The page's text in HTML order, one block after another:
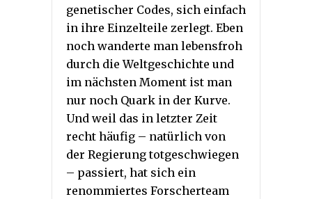
genetischer Codes, sich einfach
in ihre Einzelteile zerlegt. Eben
noch wanderte man lebensfroh
durch die Weltgeschichte und
im nächsten Moment ist man
nur noch Quark in der Kurve.
Und weil das in letzter Zeit
recht häufig – natürlich von
der Regierung totgeschwiegen
– passiert, hat sich ein
renommiertes Forscherteam